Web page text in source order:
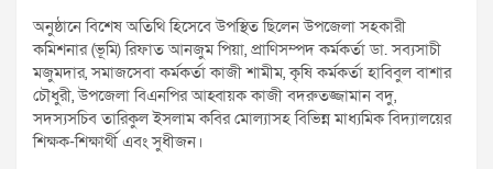
অনুষ্ঠানে বিশেষ অতিথি হিসেবে উপস্থিত ছিলেন উপজেলা সহকারী
কমিশনার (ভূমি) রিফাত আনজুম পিয়া, প্রাণিসম্পদ কর্মকর্তা ডা. সব্যসাচী
মজুমদার, সমাজসেবা কর্মকর্তা কাজী শামীম, কৃষি কর্মকর্তা হাবিবুল বাশার
চৌধুরী, উপজেলা বিএনপির আহ্বায়ক কাজী বদরুতজ্জামান বদু,
সদস্যসচিব তারিকুল ইসলাম কবির মোল্যাসহ বিভিন্ন মাধ্যমিক বিদ্যালয়ের
শিক্ষক-শিক্ষার্থী এবং সুধীজন।